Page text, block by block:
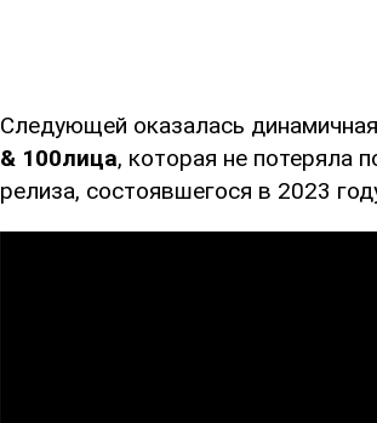
Следующей оказалась
& 100лица, которая не потеряла
релиза, состоявшегося в 2023